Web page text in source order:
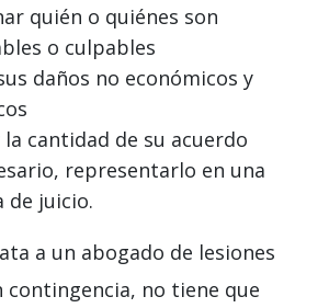
quién o quiénes son
o culpables
daños no económicos y
la cantidad de su acuerdo
representarlo en una
de juicio.
a un abogado de lesiones
contingencia, no tiene que